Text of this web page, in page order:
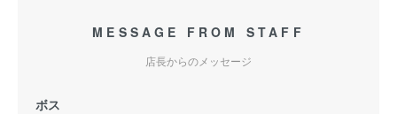
MESSAGE FROM STAFF
店長からのメッセージ
ボス